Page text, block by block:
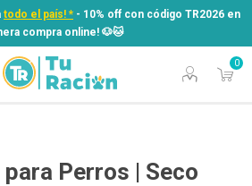
todo el país! * - 10% off con código TR2026 en
compra online! ​🐶​🐱
0
todo el país! *
- 10% off con código TR2026 en
compra online! ​🐶​🐱
Perros | Seco